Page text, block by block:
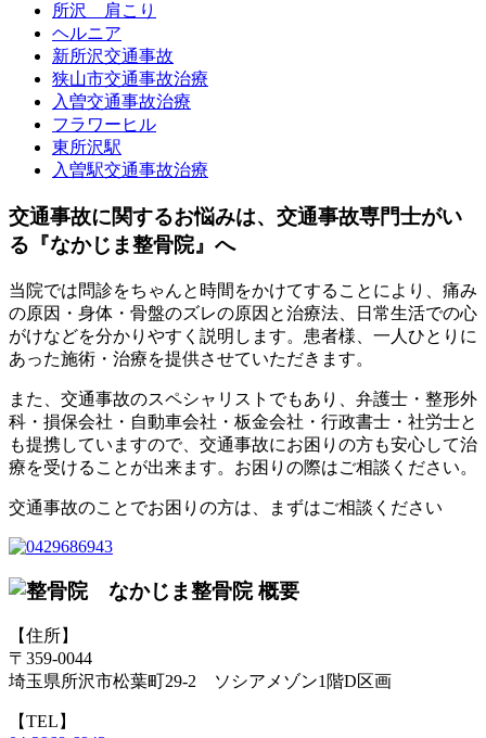
所沢 肩こり
ヘルニア
新所沢交通事故
狭山市交通事故治療
入曽交通事故治療
フラワーヒル
東所沢駅
入曽駅交通事故治療
交通事故に関するお悩みは、交通事故専門士がい
る『なかじま整骨院』へ
当院では問診をちゃんと時間をかけてすることにより、痛み
の原因・身体・骨盤のズレの原因と治療法、日常生活での心
がけなどを分かりやすく説明します。患者様、一人ひとりに
あった施術・治療を提供させていただきます。
また、交通事故のスペシャリストでもあり、弁護士・整形外
科・損保会社・自動車会社・板金会社・行政書士・社労士と
も提携していますので、交通事故にお困りの方も安心して治
療を受けることが出来ます。お困りの際はご相談ください。
交通事故のことでお困りの方は、まずはご相談ください
なかじま整骨院 概要
【住所】
〒359-0044
埼玉県所沢市松葉町29-2 ソシアメゾン1階D区画
【TEL】